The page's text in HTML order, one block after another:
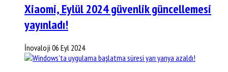
Xiaomi, Eylül 2024 güvenlik güncellemesi
yayınladı!
İnovaloji 06 Eyl 2024